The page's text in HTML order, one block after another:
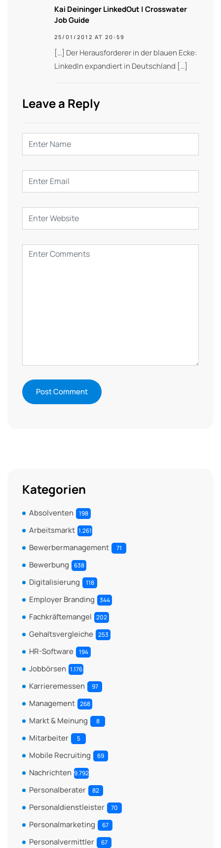
Kai Deininger LinkedOut | Crosswater
Job Guide
25/01/2012 AT 20:59
[…] Der Herausforderer in der blauen Ecke:
LinkedIn expandiert in Deutschland […]
Leave a Reply
Kategorien
Absolventen 198
Arbeitsmarkt 1.261
Bewerbermanagement 71
Bewerbung 638
Digitalisierung 118
Employer Branding 344
Fachkräftemangel 202
Gehaltsvergleiche 253
HR-Software 194
Jobbörsen 1.176
Karrieremessen 97
Management 268
Markt & Meinung 8
Mitarbeiter 5
Mobile Recruiting 69
Nachrichten 9.792
Personalberater 82
Personaldienstleister 70
Personalmarketing 67
Personalvermittler 67